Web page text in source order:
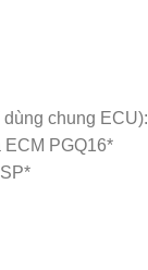
chung
ECM PGQ16*